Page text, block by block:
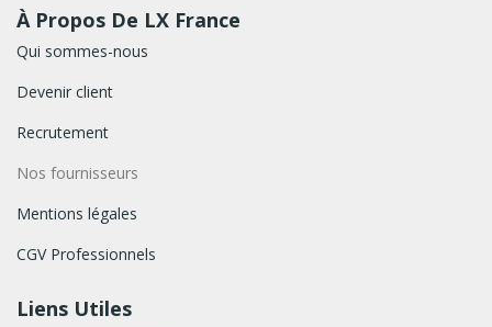
À Propos De LX France
Qui sommes-nous
Devenir client
Recrutement
Nos fournisseurs
Mentions légales
CGV Professionnels
Liens Utiles